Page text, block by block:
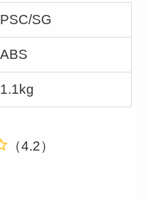
PSC/SG
ABS
1.1kg
（4.2）